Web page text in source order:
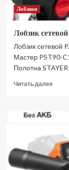
Лобзики
Лобзик
Лобзик сетевой
Мастер PST90-
Полотна
Читать далее
Лобзик
C